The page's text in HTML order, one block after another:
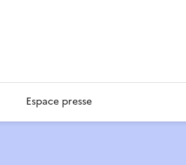
Espace presse